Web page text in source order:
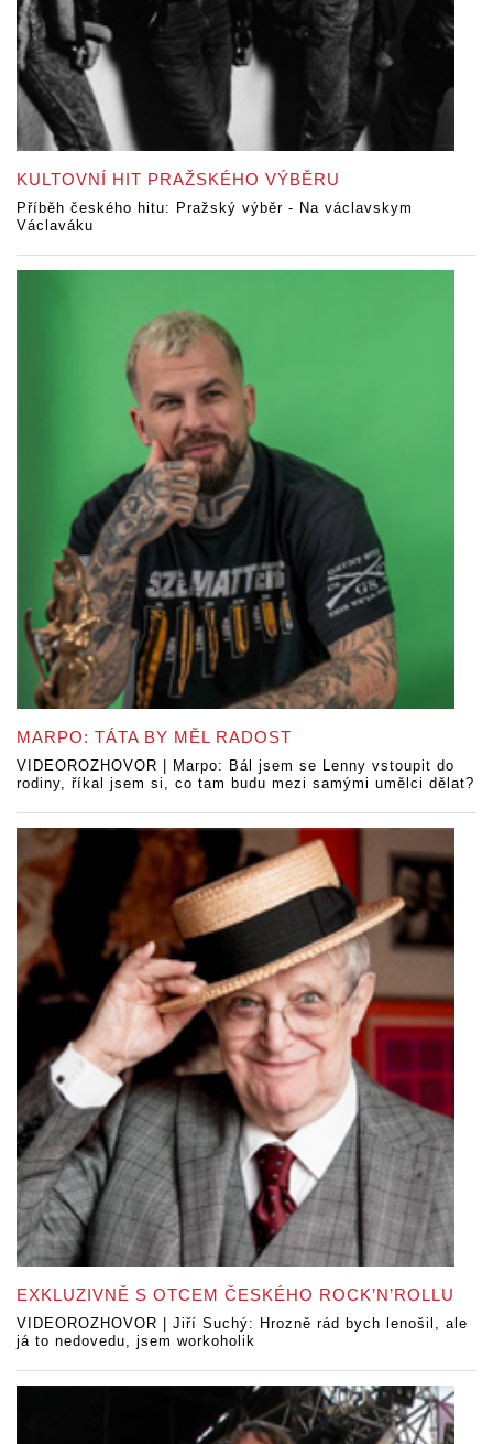
KULTOVNÍ HIT PRAŽSKÉHO VÝBĚRU
Příběh českého hitu: Pražský výběr - Na václavskym
Václaváku
MARPO: TÁTA BY MĚL RADOST
VIDEOROZHOVOR | Marpo: Bál jsem se Lenny vstoupit do
rodiny, říkal jsem si, co tam budu mezi samými umělci dělat?
EXKLUZIVNĚ S OTCEM ČESKÉHO ROCK’N’ROLLU
VIDEOROZHOVOR | Jiří Suchý: Hrozně rád bych lenošil, ale
já to nedovedu, jsem workoholik